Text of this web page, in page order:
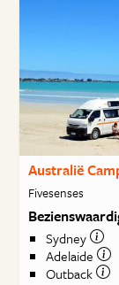
Australië
Fivesenses
Sydney
Adelaide
Outback